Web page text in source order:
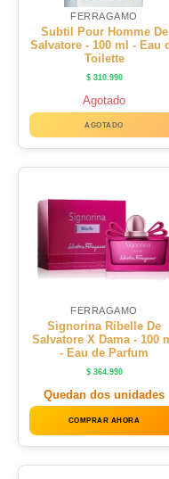
FERRAGAMO
Subtil Pour Homme De
Salvatore - 100 ml - Eau
Toilette
$310.990
Agotado
AGOTADO
FERRAGAMO
Signorina Ribelle De
Salvatore X Dama - 100
- Eau de Parfum
$364.990
Quedan dos unidades
COMPRAR AHORA